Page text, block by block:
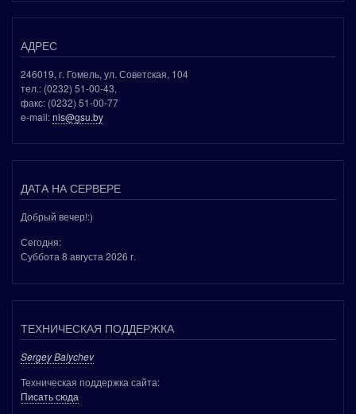
АДРЕС
246019, г. Гомель, ул. Советская, 104
тел.: (0232) 51-00-43,
факс: (0232) 51-00-77
e-mail:nis@gsu.by
ДАТА НА СЕРВЕРЕ
Добрый вечер!:)
Сегодня:
Суббота 8 августа 2026 г.
ТЕХНИЧЕСКАЯ ПОДДЕРЖКА
Sergey Balychev
Техническая поддержка сайта:
Писать сюда